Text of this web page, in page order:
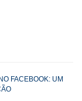
FACEBOOK: UM